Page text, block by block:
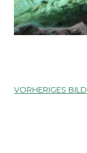
VORHERIGES BILD